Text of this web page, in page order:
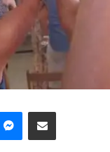
Messenger
Compartir via Email